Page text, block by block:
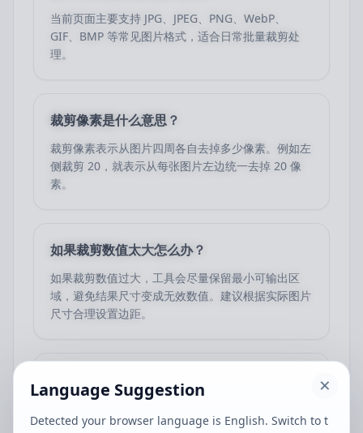
当前页面主要支持 JPG、JPEG、PNG、WebP、
GIF、BMP 等常见图片格式，适合日常批量裁剪处
理。
裁剪像素是什么意思？
裁剪像素表示从图片四周各自去掉多少像素。例如左
侧裁剪 20，就表示从每张图片左边统一去掉 20 像
素。
如果裁剪数值太大怎么办？
如果裁剪数值过大，工具会尽量保留最小可输出区
域，避免结果尺寸变成无效数值。建议根据实际图片
尺寸合理设置边距。
图片裁剪会上传到服务器吗？
和裁剪处理，更适合希望保护图片内容隐私的使用场
Language Suggestion
Detected your browser language is English. Switch to t